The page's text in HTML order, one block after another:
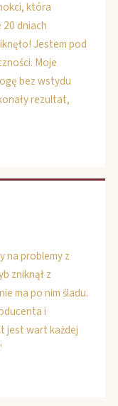
która
20 dniach
Jestem pod
Moje
bez wstydu
rezultat,
na problemy z
zniknął z
ma po nim śladu.
i
jest wart każdej